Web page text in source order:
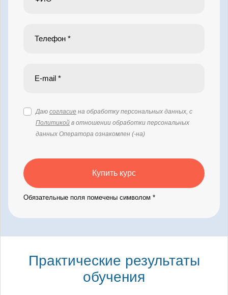
Купить курс
Даю согласие на обработку персональных данных, с
Политикой в отношении обработки персональных
данных Оператора ознакомлен (-на)
Обязательные поля помечены символом *
Практические результаты
обучения